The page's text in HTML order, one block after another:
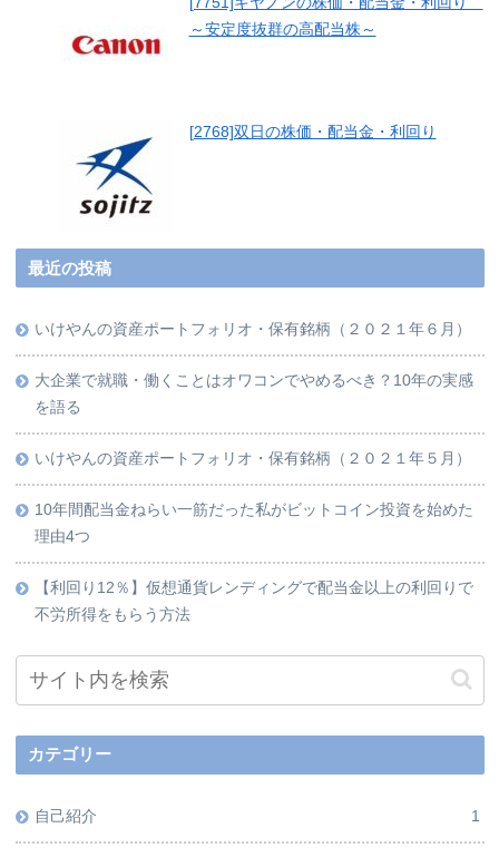
～安定度抜群の高配当株～
[2768]双日の株価・配当金・利回り
最近の投稿
いけやんの資産ポートフォリオ・保有銘柄（２０２１年６月）
大企業で就職・働くことはオワコンでやめるべき？10年の実感
を語る
いけやんの資産ポートフォリオ・保有銘柄（２０２１年５月）
10年間配当金ねらい一筋だった私がビットコイン投資を始めた
理由4つ
【利回り12％】仮想通貨レンディングで配当金以上の利回りで
不労所得をもらう方法
カテゴリー
自己紹介 1